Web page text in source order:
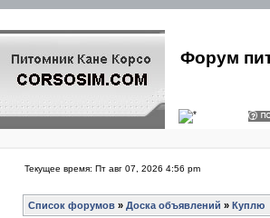
Форум
Текущее время: Пт авг 07, 2026 4:56 pm
Список форумов » Доска объявлений » Куплю